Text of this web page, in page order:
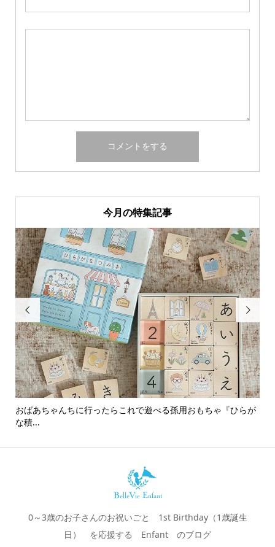
今月の特集記事

おばあちゃんちに行ったらこれで遊べる孫用おもちゃ『ひらが
な積...

0～3歳のお子さんのお祝いごと 1st Birthday（1歳誕生
日） を応援する Enfant のブログ